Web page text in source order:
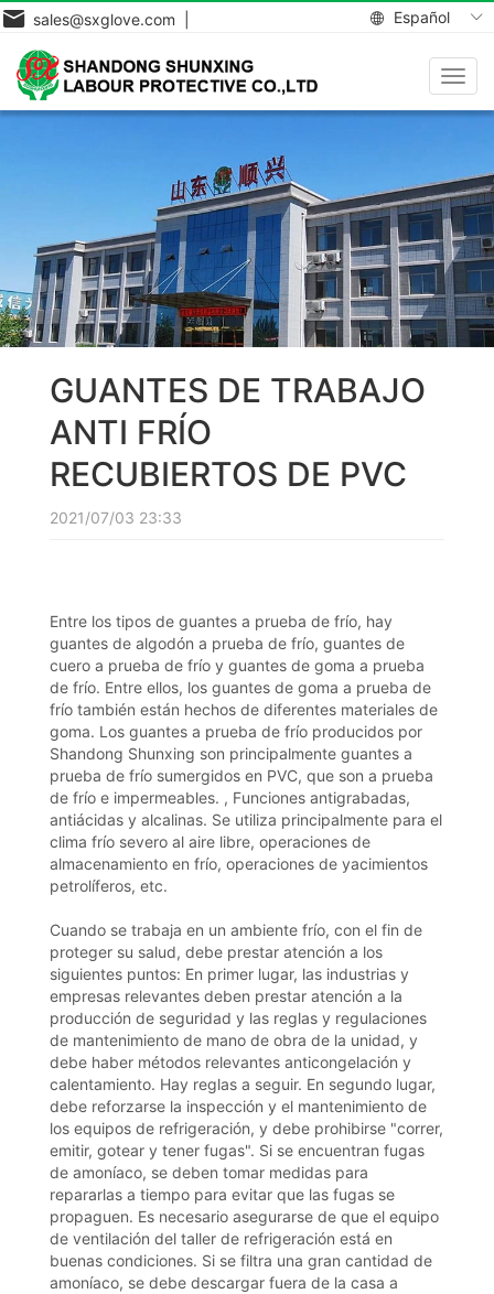
Español
sales@sxglove.com |
GUANTES DE TRABAJO
ANTI FRÍO
RECUBIERTOS DE PVC
2021/07/03 23:33
Entre los tipos de guantes a prueba de frío, hay
guantes de algodón a prueba de frío, guantes de
cuero a prueba de frío y guantes de goma a prueba
de frío. Entre ellos, los guantes de goma a prueba de
frío también están hechos de diferentes materiales de
goma. Los guantes a prueba de frío producidos por
Shandong Shunxing son principalmente guantes a
prueba de frío sumergidos en PVC, que son a prueba
de frío e impermeables. , Funciones antigrabadas,
antiácidas y alcalinas. Se utiliza principalmente para el
clima frío severo al aire libre, operaciones de
almacenamiento en frío, operaciones de yacimientos
petrolíferos, etc.
Cuando se trabaja en un ambiente frío, con el fin de
proteger su salud, debe prestar atención a los
siguientes puntos: En primer lugar, las industrias y
empresas relevantes deben prestar atención a la
producción de seguridad y las reglas y regulaciones
de mantenimiento de mano de obra de la unidad, y
debe haber métodos relevantes anticongelación y
calentamiento. Hay reglas a seguir. En segundo lugar,
debe reforzarse la inspección y el mantenimiento de
los equipos de refrigeración, y debe prohibirse "correr,
emitir, gotear y tener fugas". Si se encuentran fugas
de amoníaco, se deben tomar medidas para
repararlas a tiempo para evitar que las fugas se
propaguen. Es necesario asegurarse de que el equipo
de ventilación del taller de refrigeración está en
buenas condiciones. Si se filtra una gran cantidad de
amoníaco, se debe descargar fuera de la casa a